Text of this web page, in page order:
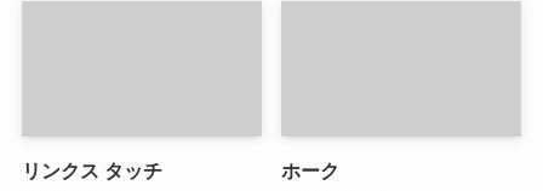
リンクス タッチ ホーク